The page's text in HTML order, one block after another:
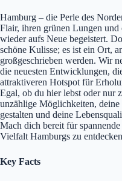
Hamburg – die Perle des
Flair, ihren grünen Lungen
wieder aufs Neue begeistert.
schöne Kulisse; es ist ein Ort,
großgeschrieben werden. Wir
die neuesten Entwicklungen,
attraktiveren Hotspot für
Egal, ob du hier lebst oder nur
unzählige Möglichkeiten,
gestalten und deine
Mach dich bereit für
Vielfalt Hamburgs zu
Key Facts